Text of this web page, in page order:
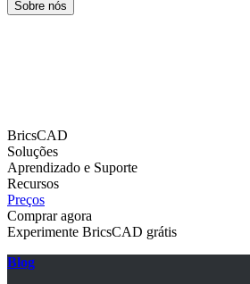
Sobre nós
BricsCAD
Soluções
Aprendizado e Suporte
Recursos
Preços
Comprar agora
Experimente BricsCAD grátis
Blog